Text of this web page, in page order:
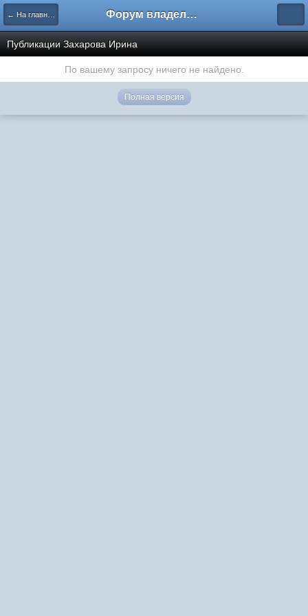
← На главную Форум владельцев интернет-магазинов
Публикации Захарова Ирина
По вашему запросу ничего не найдено.
Полная версия